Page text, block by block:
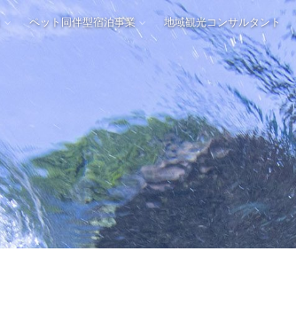
ペット同伴型宿泊事業 地域観光コンサルタント